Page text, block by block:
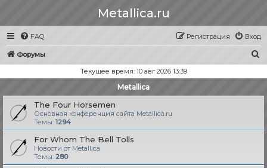
Metallica.ru
FAQ Вход
Регистрация
Форумы
с
Текущее время: 10 авг 2026 13:39
Metallica
The Four Horsemen
Основная конференция сайта Metallica.ru
Темы: 1294
For Whom The Bell Tolls
Новости от Metallica
Темы: 280